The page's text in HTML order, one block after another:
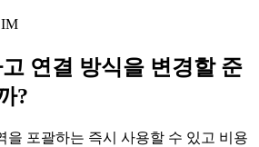
연결 방식을 변경할 준
?
을 포괄하는 즉시 사용할 수 있고 비용